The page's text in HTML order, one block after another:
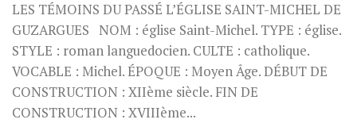
LES TÉMOINS DU PASSÉ L’ÉGLISE SAINT-MICHEL DE
GUZARGUES NOM : église Saint-Michel. TYPE : église.
STYLE : roman languedocien. CULTE : catholique.
VOCABLE : Michel. ÉPOQUE : Moyen Âge. DÉBUT DE
CONSTRUCTION : XIIème siècle. FIN DE
CONSTRUCTION : XVIIIème...